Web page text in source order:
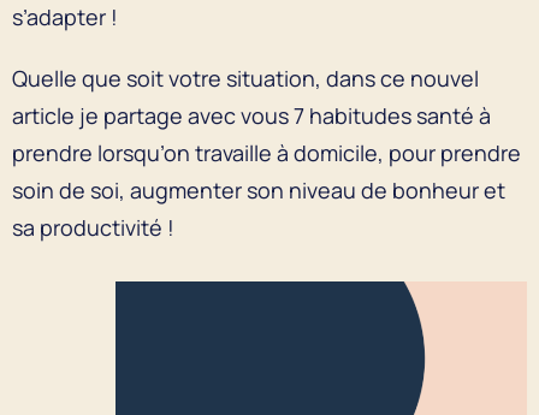
s’adapter !
Quelle que soit votre situation, dans ce nouvel
article je partage avec vous 7 habitudes santé à
prendre lorsqu’on travaille à domicile, pour prendre
soin de soi, augmenter son niveau de bonheur et
sa productivité !